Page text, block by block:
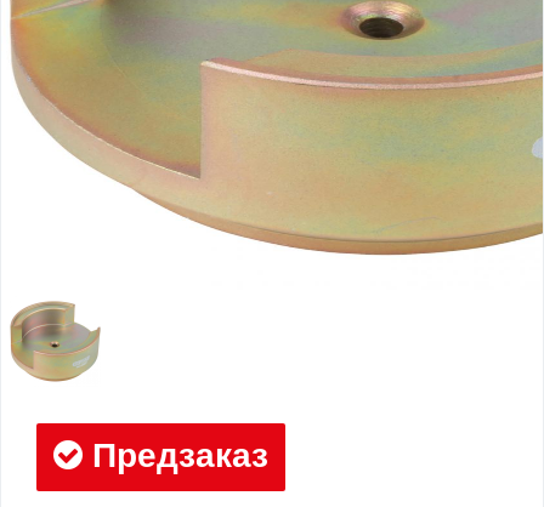
Предзаказ